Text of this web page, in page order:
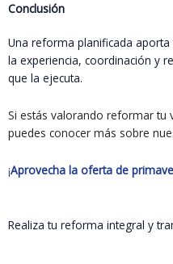
Conclusión
Una reforma planificada
la experiencia, coordinación y
que la ejecuta.
Si estás valorando reformar tu
puedes conocer más sobre
¡Aprovecha la oferta de
Realiza tu reforma integral y